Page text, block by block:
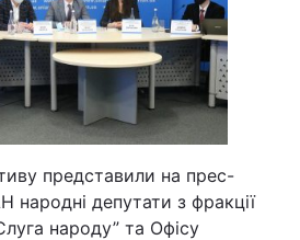
представили на прес-
народні депутати з фракції
народу” та Офісу